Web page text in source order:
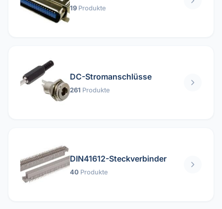
19 Produkte
DC-Stromanschlüsse
261 Produkte
DIN41612-Steckverbinder
40 Produkte